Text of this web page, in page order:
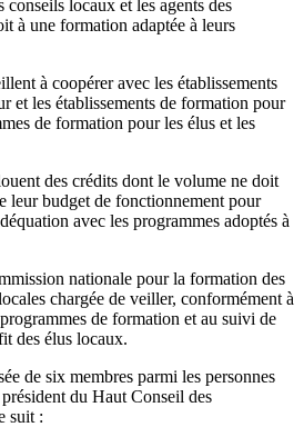
conseils locaux et les agents des
à une formation adaptée à leurs
à coopérer avec les établissements
et les établissements de formation pour
de formation pour les élus et les
des crédits dont le volume ne doit
leur budget de fonctionnement pour
avec les programmes adoptés à
nationale pour la formation des
chargée de veiller, conformément à
de formation et au suivi de
des élus locaux.
de six membres parmi les personnes
du Haut Conseil des
suit :